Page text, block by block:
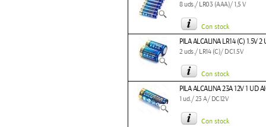
8 uds./ LR03 (AAA)/ 1,5 V
Con stock
PILA ALCALINA LR14 (C) 1.5V 2
2 uds./ LR14 (C)/ DC1.5V
Con stock
PILA ALCALINA 23A 12V 1 UD
1 ud./ 23 A/ DC12V
Con stock